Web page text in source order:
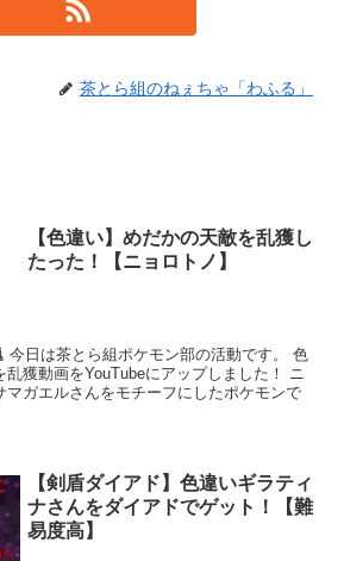
茶とら組のねぇちゃ「わふる」
【色違い】めだかの天敵を乱獲し
たった！【ニョロトノ】
今日は茶とら組ポケモン部の活動です。 色
獲動画をYouTubeにアップしました！ ニ
マガエルさんをモチーフにしたポケモンで
【剣盾ダイアド】色違いギラティ
ナさんをダイアドでゲット！【難
易度高】